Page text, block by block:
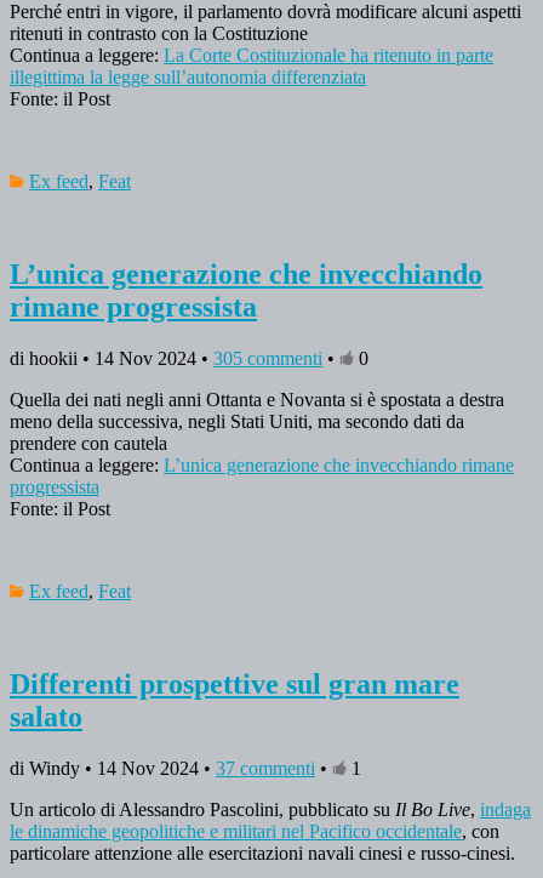
Perché entri in vigore, il parlamento dovrà modificare alcuni aspetti
ritenuti in contrasto con la Costituzione
Continua a leggere: La Corte Costituzionale ha ritenuto in parte
illegittima la legge sull’autonomia differenziata
Fonte: il Post
Ex feed, Feat
L’unica generazione che invecchiando
rimane progressista
di hookii • 14 Nov 2024 • 305 commenti •
0
Quella dei nati negli anni Ottanta e Novanta si è spostata a destra
meno della successiva, negli Stati Uniti, ma secondo dati da
prendere con cautela
Continua a leggere: L’unica generazione che invecchiando rimane
progressista
Fonte: il Post
Ex feed, Feat
Differenti prospettive sul gran mare
salato
di Windy • 14 Nov 2024 • 37 commenti •
1
Un articolo di Alessandro Pascolini, pubblicato su Il Bo Live, indaga
le dinamiche geopolitiche e militari nel Pacifico occidentale, con
particolare attenzione alle esercitazioni navali cinesi e russo-cinesi.